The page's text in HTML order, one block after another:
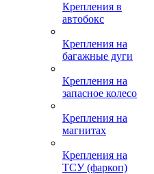
Крепления в
автобокс
Крепления на
багажные дуги
Крепления на
запасное колесо
Крепления на
магнитах
Крепления на
ТСУ (фаркоп)